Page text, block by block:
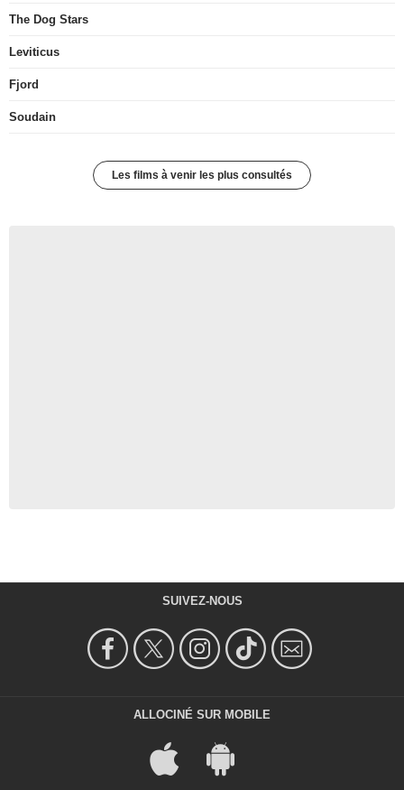
The Dog Stars
Leviticus
Fjord
Soudain
Les films à venir les plus consultés
SUIVEZ-NOUS
ALLOCINÉ SUR MOBILE